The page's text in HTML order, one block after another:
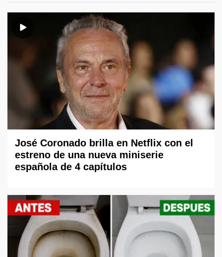
José Coronado brilla en Netflix con el
estreno de una nueva miniserie
española de 4 capítulos